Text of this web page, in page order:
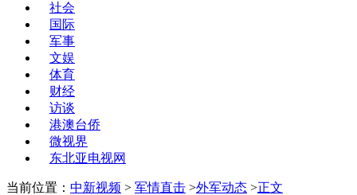
社会
国际
军事
文娱
体育
财经
访谈
港澳台侨
微视界
东北亚电视网
当前位置： 中新视频 > 军情直击 >外军动态 >正文